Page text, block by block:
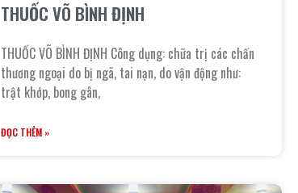
THUỐC VÕ BÌNH ĐỊNH
THUỐC VÕ BÌNH ĐỊNH Công dụng: chữa trị các chấn
thương ngoại do bị ngã, tai nạn, do vận động như:
trật khớp, bong gân,
ĐỌC THÊM »